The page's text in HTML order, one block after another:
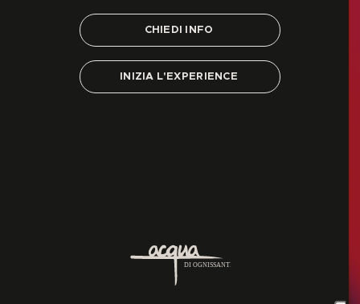
CHIEDI INFO
INIZIA L'EXPERIENCE
DI OGNISSANTI